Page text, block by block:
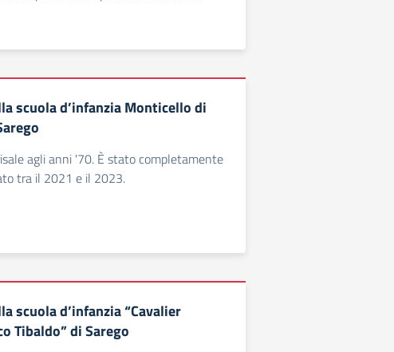
scuola d’infanzia Monticello di
agli anni '70. È stato completamente
tra il 2021 e il 2023.
scuola d’infanzia “Cavalier
Tibaldo” di Sarego